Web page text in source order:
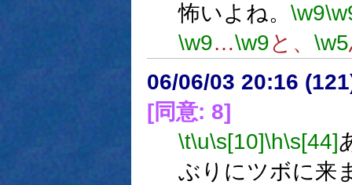
怖いよね。 \w9
\w9…\w9と、 \w5
06/06/03 20:16
[同意: 8]
\t\u\s[10]\h\s[44]
ぶりにツボに来